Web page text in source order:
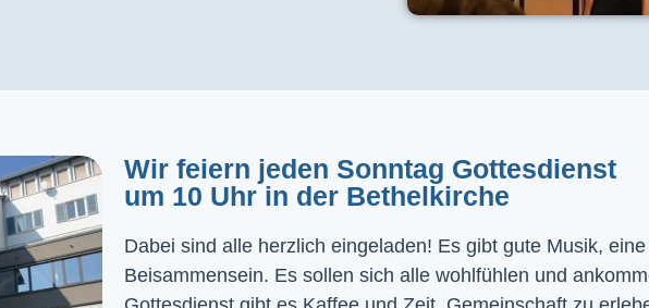
Wir feiern jeden Sonntag Gottesdienst
um 10 Uhr in der Bethelkirche
Dabei sind alle herzlich eingeladen! Es gibt gute Musik,
Beisammensein. Es sollen sich alle wohlfühlen und